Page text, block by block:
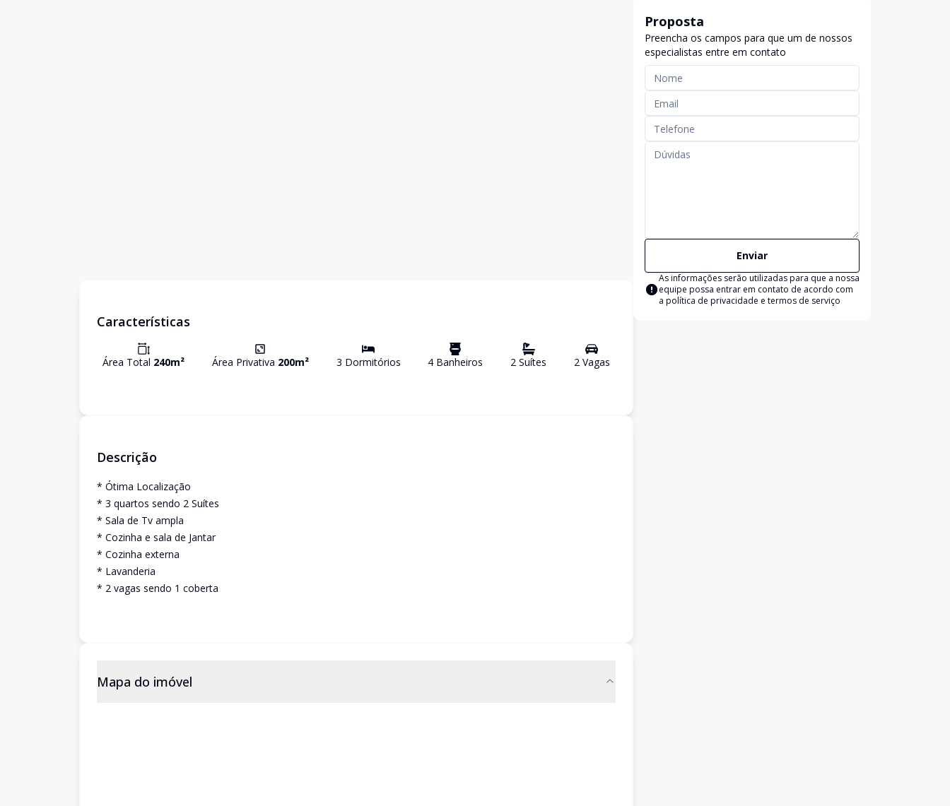
Características
Área Total 240m² Área Privativa 200m² 3 Dormitórios 4 Banheiros 2 Suítes 2Vagas
Descrição
* Ótima Localização
* 3 quartos sendo 2 Suítes
* Sala de Tv ampla
* Cozinha e sala de Jantar
* Cozinha externa
* Lavanderia
* 2 vagas sendo 1 coberta
Mapa do imóvel
Proposta
Preencha os campos para que um de nossos
especialistas entre em contato
Enviar
As informações serão utilizadas para que a nossa
equipe possa entrar em contato de acordo com
a política de privacidade e termos de serviço